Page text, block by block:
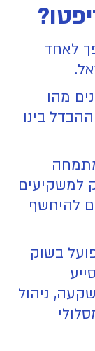
לאחד
מהו
בינו
למשקיעים
להיחשף
בשוק
ניהול